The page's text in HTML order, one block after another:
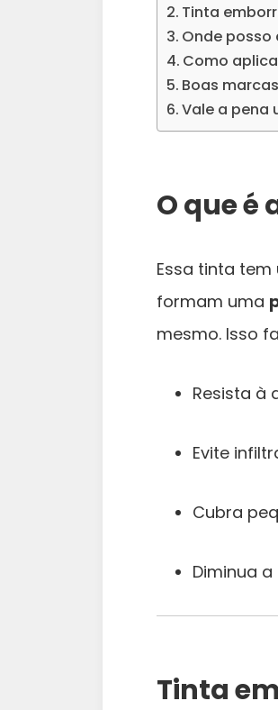
Tinta
Onde posso
Como
Boas
Vale a pena
O que
Essa tinta
formam uma
mesmo. Isso
Resista à
Evite
Cubra
Diminua
Tinta